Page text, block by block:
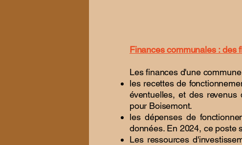
Finances communales : des
Les finances d'une
les recettes de
éventuelles, et des
pour Boisemont.
les dépenses de
données. En 2024, ce poste
Les ressources